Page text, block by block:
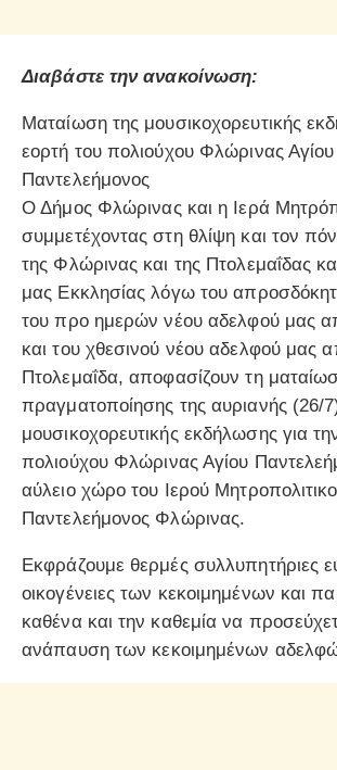
Διαβάστε την ανακοίνωση:
Ματαίωση της μουσικοχορευτικής
εορτή του πολιούχου Φλώρινας Αγίου
Παντελεήμονος
Ο Δήμος Φλώρινας και η Ιερά
συμμετέχοντας στη θλίψη και τον
της Φλώρινας και της Πτολεμαΐδας
μας Εκκλησίας λόγω του
του προ ημερών νέου αδελφού μας
και του χθεσινού νέου αδελφού μας
Πτολεμαΐδα, αποφασίζουν τη
πραγματοποίησης της αυριανής (26/
μουσικοχορευτικής εκδήλωσης για
πολιούχου Φλώρινας Αγίου
αύλειο χώρο του Ιερού
Παντελεήμονος Φλώρινας.
Εκφράζουμε θερμές συλλυπητήριες
οικογένειες των κεκοιμημένων και
καθένα και την καθεμία να
ανάπαυση των κεκοιμημένων